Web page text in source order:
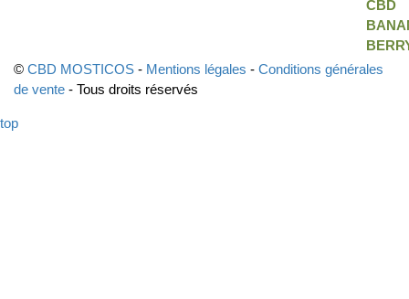
© CBD MOSTICOS - Mentions légales - Conditions générales
de vente - Tous droits réservés
top